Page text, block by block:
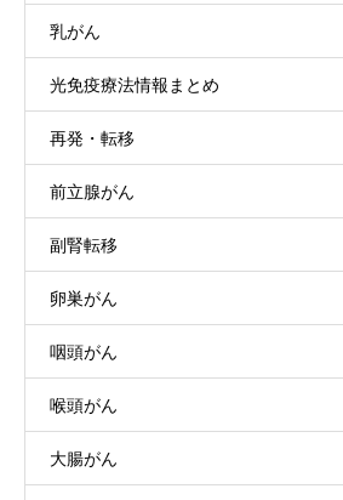
乳がん
光免疫療法情報まとめ
再発・転移
前立腺がん
副腎転移
卵巣がん
咽頭がん
喉頭がん
大腸がん